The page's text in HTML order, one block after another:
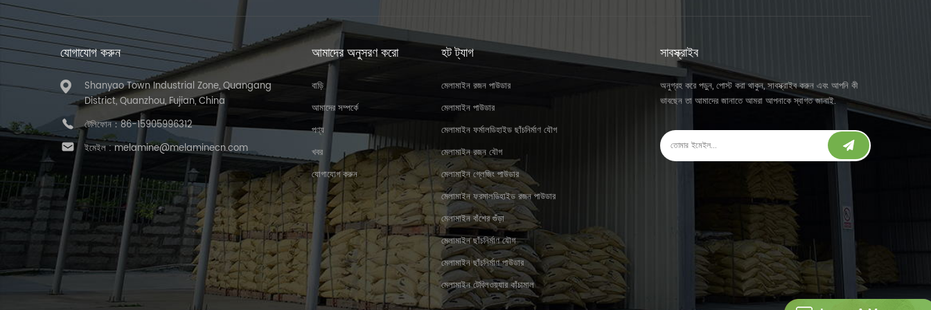
যোগাযোগ করুন
Shanyao Town Industrial Zone, Quangang
District, Quanzhou, Fujian, China
টেলিফোন：86-15905996312
ইমেইল :melamine@melaminecn.com
আমাদের অনুসরণ করো
বাড়ি
আমাদের সম্পর্কে
পণ্য
খবর
যোগাযোগ করুন
হট ট্যাগ
মেলামাইন রজন পাউডার
মেলামাইন পাউডার
মেলামাইন ফর্মালডিহাইড ছাঁচনির্মাণ যৌগ
মেলামাইন রজন যৌগ
মেলামাইন গ্লেজিং পাউডার
মেলামাইন ফরমালডিহাইড রজন পাউডার
মেলামাইন বাঁশের গুঁড়া
মেলামাইন ছাঁচনির্মাণ যৌগ
মেলামাইন ছাঁচনির্মাণ পাউডার
মেলামাইন টেবিলওয়্যার কাঁচামাল
সাবস্ক্রাইব
অনুগ্রহ করে পড়ুন, পোস্ট করা থাকুন, সাবস্ক্রাইব করুন এবং আপনি কী
ভাবছেন তা আমাদের জানাতে আমরা আপনাকে স্বাগত জানাই.